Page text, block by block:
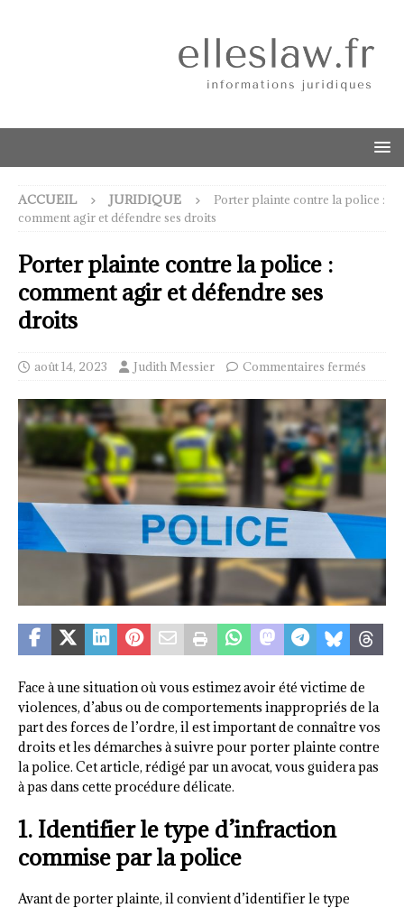
ACCUEIL JURIDIQUE
Porter plainte contre la police :
comment agir et défendre ses droits
Porter plainte contre la police :
comment agir et défendre ses
droits
août 14, 2023 Judith Messier Commentaires fermés
Face à une situation où vous estimez avoir été victime de
violences, d’abus ou de comportements inappropriés de la
part des forces de l’ordre, il est important de connaître vos
droits et les démarches à suivre pour porter plainte contre
la police. Cet article, rédigé par un avocat, vous guidera pas
à pas dans cette procédure délicate.
1. Identifier le type d’infraction
commise par la police
Avant de porter plainte, il convient d’identifier le type